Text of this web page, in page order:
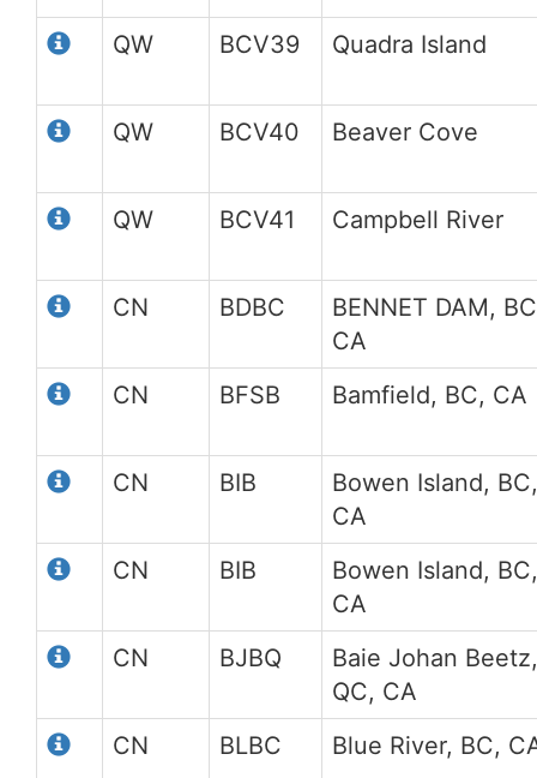
QW BCV39 Quadra Island
QW BCV40 Beaver Cove
QW BCV41 Campbell River
CN BDBC
BENNET DAM,
CA
CN
BFSB Bamfield, BC, CA
CN BIB
Bowen Island, BC,
CA
CN
BIB
Bowen Island, BC,
CA
CN
BJBQ
Baie Johan Beetz,
QC, CA
CN
BLBC Blue River, BC,